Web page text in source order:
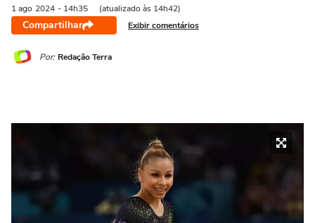
1 ago 2024 - 14h35 (atualizado às 14h42)
Compartilhar Exibir comentários
Por: Redação Terra